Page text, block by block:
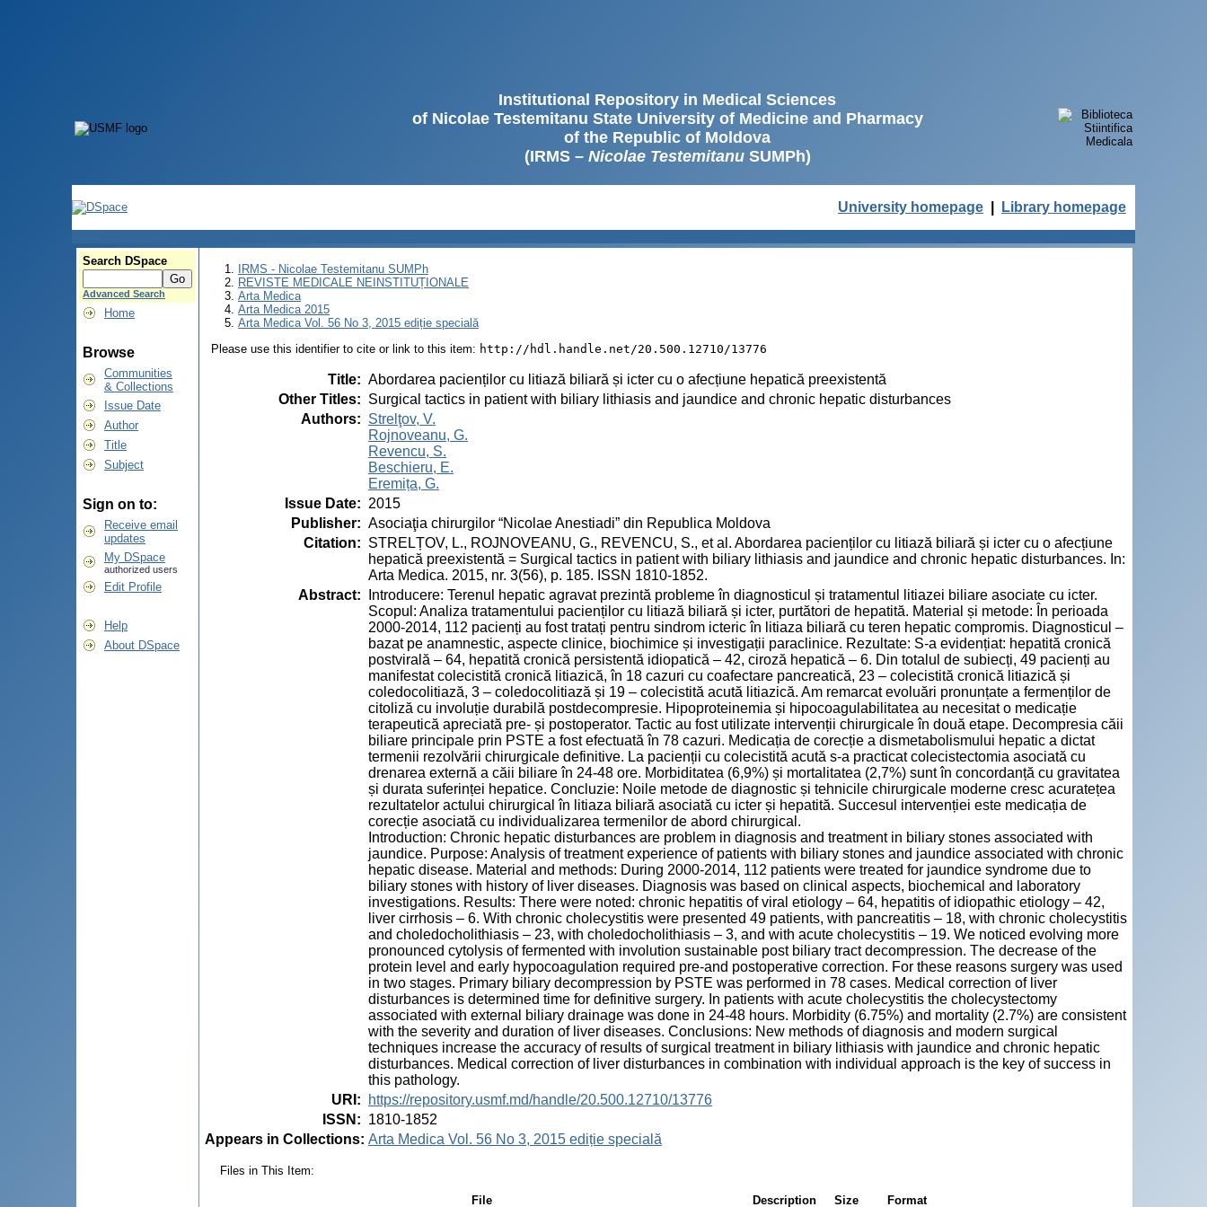
Institutional Repository in Medical Sciences
of Nicolae Testemitanu State University of Medicine and Pharmacy
of the Republic of Moldova
(IRMS – Nicolae TestemitanuSUMPh)
University homepage Library homepage
Search DSpace
Advanced Search
Home
Browse
Communities
& Collections
Issue Date
Author
Title
Subject
Sign on to:
Receive email
updates
My DSpace
authorized users
Edit Profile
Help
About DSpace
IRMS - Nicolae Testemitanu SUMPh
REVISTE MEDICALE NEINSTITUȚIONALE
Arta Medica
Arta Medica 2015
Arta Medica Vol. 56 No 3, 2015 ediție specială
Please use this identifier to cite or link to this item: http://hdl.handle.net/20.500.12710/13776
Title: Abordarea pacienților cu litiază biliară și icter cu o afecțiune hepatică preexistentă
Other Titles: Surgical tactics in patient with biliary lithiasis and jaundice and chronic hepatic disturbances
Authors: Strelţov, V.
Rojnoveanu, G.
Revencu, S.
Beschieru, E.
Eremița, G.
Issue Date: 2015
Publisher: Asociaţia chirurgilor “Nicolae Anestiadi” din Republica Moldova
Citation: STRELȚOV, L., ROJNOVEANU, G., REVENCU, S., et al. Abordarea pacienților cu litiază biliară și icter cu o afecțiune
hepatică preexistentă = Surgical tactics in patient with biliary lithiasis and jaundice and chronic hepatic disturbances. In:
Arta Medica. 2015, nr. 3(56), p. 185. ISSN 1810-1852.
Abstract:
Introducere: Terenul hepatic agravat prezintă probleme în diagnosticul și tratamentul litiazei biliare asociate cu icter.
Scopul: Analiza tratamentului pacienților cu litiază biliară și icter, purtători de hepatită. Material și metode: În perioada
2000-2014, 112 pacienți au fost tratați pentru sindrom icteric în litiaza biliară cu teren hepatic compromis. Diagnosticul –
bazat pe anamnestic, aspecte clinice, biochimice și investigații paraclinice. Rezultate: S-a evidențiat: hepatită cronică
postvirală – 64, hepatită cronică persistentă idiopatică – 42, ciroză hepatică – 6. Din totalul de subiecți, 49 pacienți au
manifestat colecistită cronică litiazică, în 18 cazuri cu coafectare pancreatică, 23 – colecistită cronică litiazică și
coledocolitiază, 3 – coledocolitiază și 19 – colecistită acută litiazică. Am remarcat evoluări pronunțate a fermenților de
citoliză cu involuție durabilă postdecompresie. Hipoproteinemia și hipocoagulabilitatea au necesitat o medicație
terapeutică apreciată pre- și postoperator. Tactic au fost utilizate intervenții chirurgicale în două etape. Decompresia căii
biliare principale prin PSTE a fost efectuată în 78 cazuri. Medicația de corecție a dismetabolismului hepatic a dictat
termenii rezolvării chirurgicale definitive. La pacienții cu colecistită acută s-a practicat colecistectomia asociată cu
drenarea externă a căii biliare în 24-48 ore. Morbiditatea (6,9%) și mortalitatea (2,7%) sunt în concordanță cu gravitatea
și durata suferinței hepatice. Concluzie: Noile metode de diagnostic și tehnicile chirurgicale moderne cresc acuratețea
rezultatelor actului chirurgical în litiaza biliară asociată cu icter și hepatită. Succesul intervenției este medicația de
corecție asociată cu individualizarea termenilor de abord chirurgical.
Introduction: Chronic hepatic disturbances are problem in diagnosis and treatment in biliary stones associated with
jaundice. Purpose: Analysis of treatment experience of patients with biliary stones and jaundice associated with chronic
hepatic disease. Material and methods: During 2000-2014, 112 patients were treated for jaundice syndrome due to
biliary stones with history of liver diseases. Diagnosis was based on clinical aspects, biochemical and laboratory
investigations. Results: There were noted: chronic hepatitis of viral etiology – 64, hepatitis of idiopathic etiology – 42,
liver cirrhosis – 6. With chronic cholecystitis were presented 49 patients, with pancreatitis – 18, with chronic cholecystitis
and choledocholithiasis – 23, with choledocholithiasis – 3, and with acute cholecystitis – 19. We noticed evolving more
pronounced cytolysis of fermented with involution sustainable post biliary tract decompression. The decrease of the
protein level and early hypocoagulation required pre-and postoperative correction. For these reasons surgery was used
in two stages. Primary biliary decompression by PSTE was performed in 78 cases. Medical correction of liver
disturbances is determined time for definitive surgery. In patients with acute cholecystitis the cholecystectomy
associated with external biliary drainage was done in 24-48 hours. Morbidity (6.75%) and mortality (2.7%) are consistent
with the severity and duration of liver diseases. Conclusions: New methods of diagnosis and modern surgical
techniques increase the accuracy of results of surgical treatment in biliary lithiasis with jaundice and chronic hepatic
disturbances. Medical correction of liver disturbances in combination with individual approach is the key of success in
this pathology.
URI :
https://repository.usmf.md/handle/20.500.12710/13776
ISSN : 1810-1852
Appears in Collections: Arta Medica Vol. 56 No 3, 2015 ediție specială
Files in This Item:
File Description Size Format